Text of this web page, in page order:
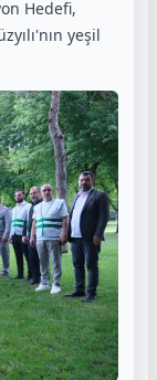
Hedefi,
yeşil